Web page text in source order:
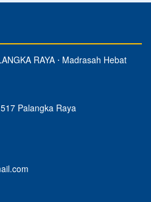
RAYA ⋅ Madrasah Hebat
Palangka Raya